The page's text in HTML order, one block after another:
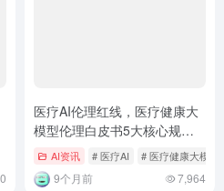
医疗AI伦理红线，医疗健康大
模型伦理白皮书5大核心规则
解读AI资讯 # 医疗AI # 医疗健康大模型
9个月前 7,964